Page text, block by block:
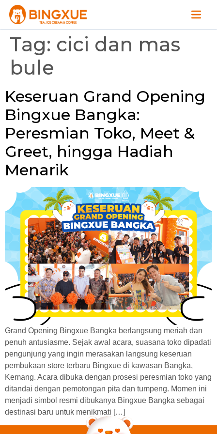
Tag: cici dan mas
bule
Keseruan Grand Opening
Bingxue Bangka:
Peresmian Toko, Meet &
Greet, hingga Hadiah
Menarik
Grand Opening Bingxue Bangka berlangsung meriah dan
penuh antusiasme. Sejak awal acara, suasana toko dipadati
pengunjung yang ingin merasakan langsung keseruan
pembukaan store terbaru Bingxue di kawasan Bangka,
Kemang. Acara dibuka dengan prosesi peresmian toko yang
ditandai dengan pemotongan pita dan tumpeng. Momen ini
menjadi simbol resmi dibukanya Bingxue Bangka sebagai
destinasi baru untuk menikmati […]